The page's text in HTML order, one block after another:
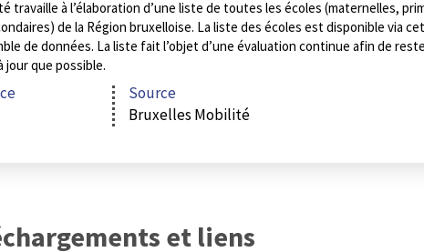
travaille à l’élaboration d’une liste de toutes les écoles (maternelles,
de la Région bruxelloise. La liste des écoles est disponible via cet
de données. La liste fait l’objet d’une évaluation continue afin de
jour que possible.
Source
Bruxelles Mobilité
et liens